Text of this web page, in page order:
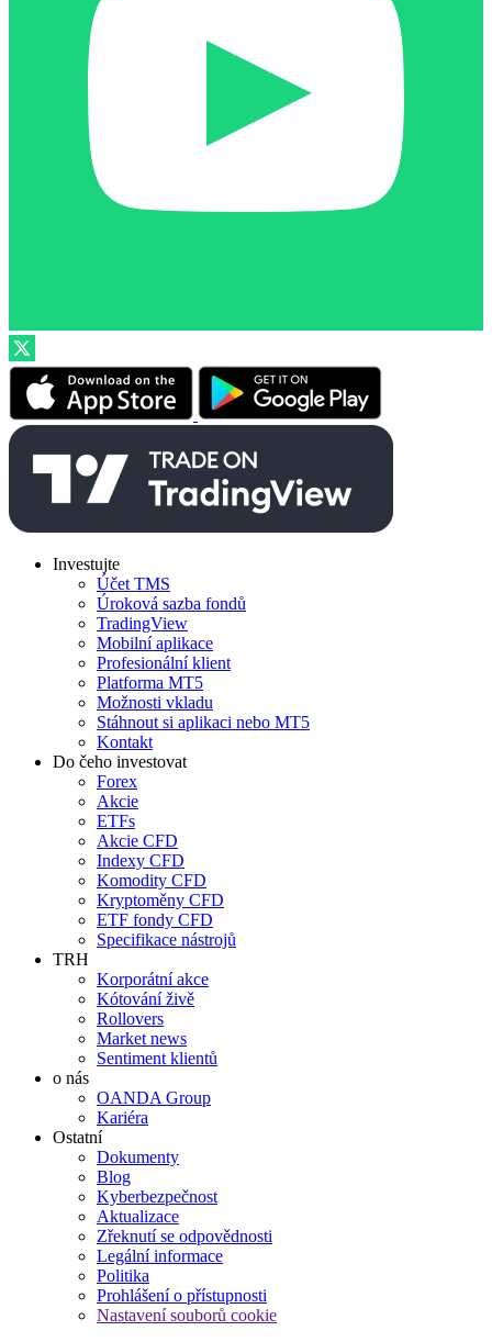
Investujte
Účet TMS
Úroková sazba fondů
TradingView
Mobilní aplikace
Profesionální klient
Platforma MT5
Možnosti vkladu
Stáhnout si aplikaci nebo MT5
Kontakt
Do čeho investovat
Forex
Akcie
ETFs
Akcie CFD
Indexy CFD
Komodity CFD
Kryptoměny CFD
ETF fondy CFD
Specifikace nástrojů
TRH
Korporátní akce
Kótování živě
Rollovers
Market news
Sentiment klientů
o nás
OANDA Group
Kariéra
Ostatní
Dokumenty
Blog
Kyberbezpečnost
Aktualizace
Zřeknutí se odpovědnosti
Legální informace
Politika
Prohlášení o přístupnosti
Nastavení souborů cookie